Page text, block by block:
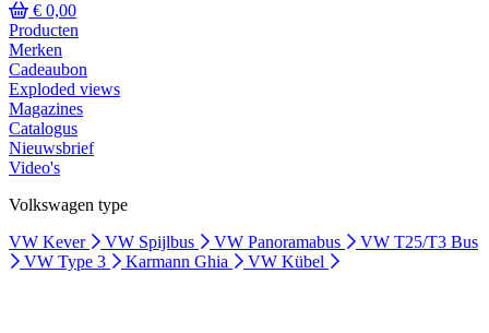
€ 0,00
Producten
Merken
Cadeaubon
Exploded views
Magazines
Catalogus
Nieuwsbrief
Video's
Volkswagen type
VW Kever
VW Spijlbus VW Panoramabus
VW T25/T3 Bus
VW Type 3
Karmann Ghia VW Kübel